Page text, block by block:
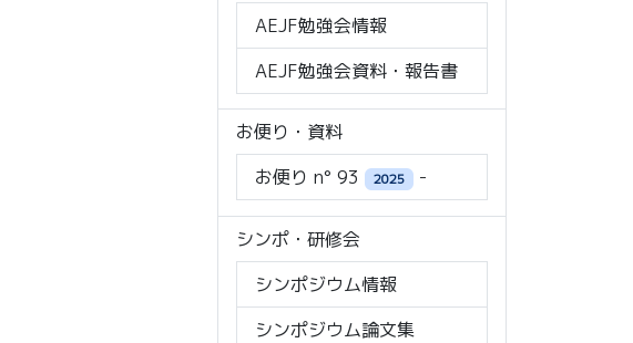
AEJF勉強会情報
AEJF勉強会資料・報告書
お便り・資料
お便り n° 93
2025 -
シンポ・研修会
シンポジウム情報
シンポジウム論文集